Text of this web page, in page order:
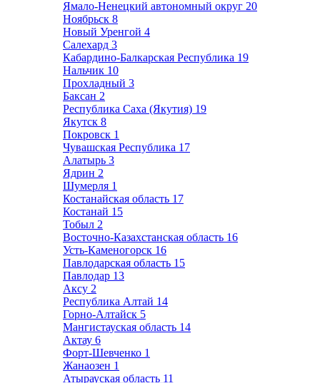
Ямало-Ненецкий автономный округ 20
Ноябрьск 8
Новый Уренгой 4
Салехард 3
Кабардино-Балкарская Республика 19
Нальчик 10
Прохладный 3
Баксан 2
Республика Саха (Якутия) 19
Якутск 8
Покровск 1
Чувашская Республика 17
Алатырь 3
Ядрин 2
Шумерля 1
Костанайская область 17
Костанай 15
Тобыл 2
Восточно-Казахстанская область 16
Усть-Каменогорск 16
Павлодарская область 15
Павлодар 13
Аксу 2
Республика Алтай 14
Горно-Алтайск 5
Мангистауская область 14
Актау 6
Форт-Шевченко 1
Жанаозен 1
Атырауская область 11